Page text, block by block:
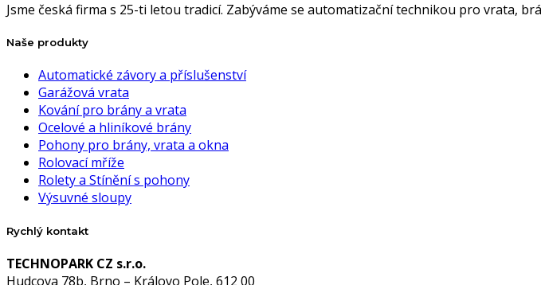
Jsme česká firma s 25-ti letou tradicí. Zabýváme se automatizační technikou pro vrata,
Naše produkty
Automatické závory a příslušenství
Garážová vrata
Kování pro brány a vrata
Ocelové a hliníkové brány
Pohony pro brány, vrata a okna
Rolovací mříže
Rolety a Stínění s pohony
Výsuvné sloupy
Rychlý kontakt
TECHNOPARK CZ s.r.o.
Hudcova 78b, Brno – Královo Pole, 612 00